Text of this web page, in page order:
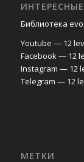
Библиотека
Youtube — 12
Facebook — 12
Instagram — 12
Telegram — 12
МЕТКИ